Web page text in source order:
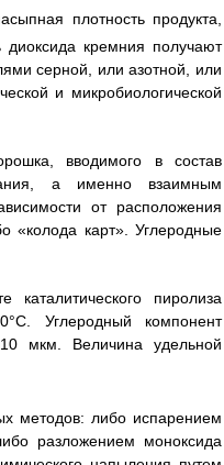
плотность продукта,
диоксида кремния получают
серной, или азотной, или
и микробиологической
вводимого в состав
а именно взаимным
от расположения
«колода карт». Углеродные
пиролиза
Углеродный компонент
мкм. Величина удельной
методов: либо испарением
разложением моноксида